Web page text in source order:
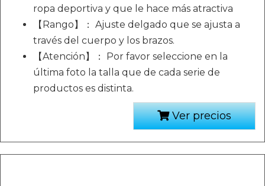
ropa deportiva y que le hace más atractiva
【Rango】： Ajuste delgado que se ajusta a
través del cuerpo y los brazos.
【Atención】： Por favor seleccione en la
última foto la talla que de cada serie de
productos es distinta.
Ver precios